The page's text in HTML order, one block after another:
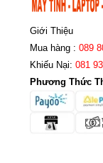
Giới Thiệu
Mua hàng : 089
Khiếu Nại: 081
Phương Thức